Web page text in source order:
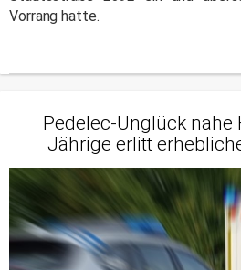
Vorrang hatte.
Pedelec-Unglück nahe
Jährige erlitt